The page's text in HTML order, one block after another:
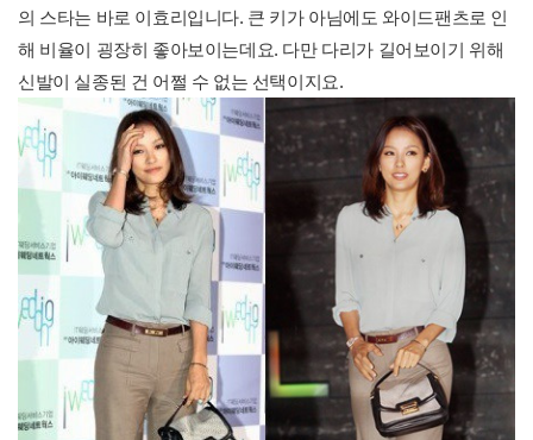
의 스타는 바로 이효리입니다. 큰 키가 아님에도 와이드팬츠로 인
해 비율이 굉장히 좋아보이는데요. 다만 다리가 길어보이기 위해
신발이 실종된 건 어쩔 수 없는 선택이지요.